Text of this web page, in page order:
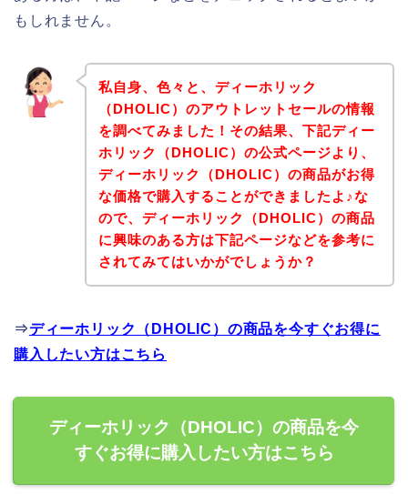
もしれません。
私自身、色々と、ディーホリック
（DHOLIC）のアウトレットセールの情報
を調べてみました！その結果、下記ディー
ホリック（DHOLIC）の公式ページより、
ディーホリック（DHOLIC）の商品がお得
な価格で購入することができましたよ♪な
ので、ディーホリック（DHOLIC）の商品
に興味のある方は下記ページなどを参考に
されてみてはいかがでしょうか？
⇒ディーホリック（DHOLIC）の商品を今すぐお得に
購入したい方はこちら
ディーホリック（DHOLIC）の商品を今
すぐお得に購入したい方はこちら